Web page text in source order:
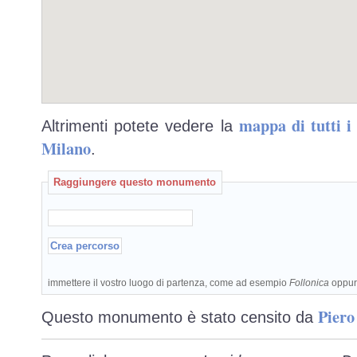
Altrimenti potete vedere la mappa di tutti i
Milano.
Raggiungere questo monumento
immettere il vostro luogo di partenza, come ad esempio Follonica
Questo monumento è stato censito da